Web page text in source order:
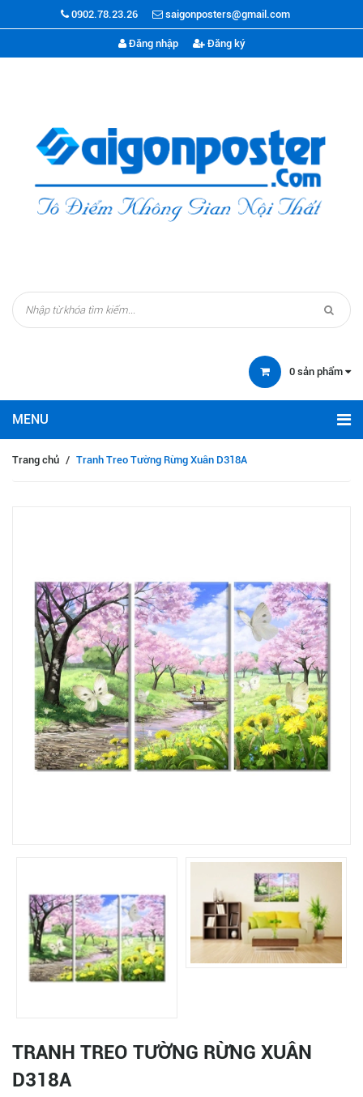
0902.78.23.26 saigonposters@gmail.com
Đăng nhập Đăng ký
0 sản phẩm
Trang chủ / Tranh Treo Tường Rừng Xuân D318A
TRANH TREO TƯỜNG RỪNG XUÂN
D318A